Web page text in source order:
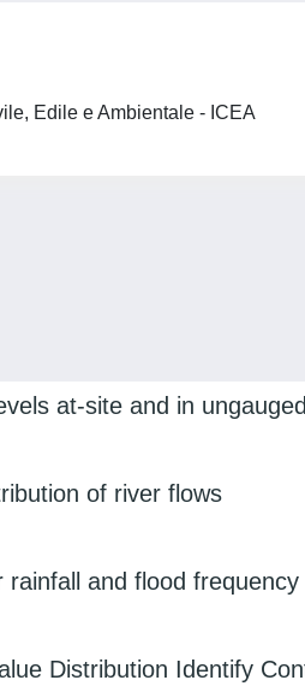
Edile e Ambientale - ICEA
at-site and in
of river flows
and flood
Distribution Identify